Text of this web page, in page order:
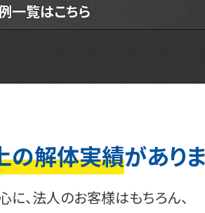
一覧はこちら
の解体実績があり
に、法人のお客様はもちろん、